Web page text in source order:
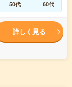
50代 60代
詳しく見る